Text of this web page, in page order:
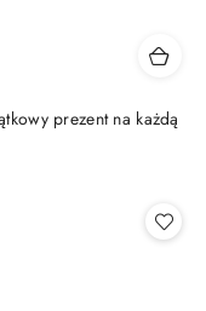
prezent na każdą